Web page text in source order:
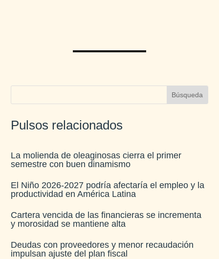
Pulsos relacionados
La molienda de oleaginosas cierra el primer
semestre con buen dinamismo​
El Niño 2026-2027 podría afectaría el empleo y la
productividad en América Latina​
Cartera vencida de las financieras se incrementa
y morosidad se mantiene alta​
Deudas con proveedores y menor recaudación
impulsan ajuste del plan fiscal​